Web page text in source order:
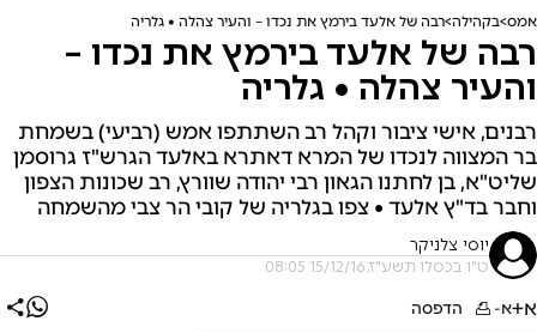
אמס בקהילה רבה של אלעד בירמץ את נכדו – והעיר צהלה • גלריה
רבה של אלעד בירמץ את נכדו –
והעיר צהלה • גלריה
רבנים, אישי ציבור וקהל רב השתתפו אמש (רביעי) בשמחת
בר המצווה לנכדו של המרא דאתרא באלעד הגרש"ז גרוסמן
שליט"א, בן לחתנו הגאון רבי יהודה שוורץ, רב שכונות הצפון
וחבר בד"ץ אלעד • צפו בגלריה של קובי הר צבי מהשמחה
יוסי צלניקר
ט"ו בכסלו תשע"ז, 15/12/16 08:05
א+א- הדפסה